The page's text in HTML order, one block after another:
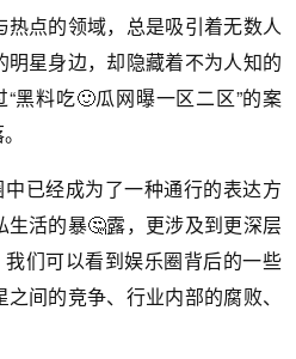
点的领域，总是吸引着无数人
星身边，却隐藏着不为人知的
黑料吃🙂瓜网曝一区二区”的案
已经成为了一种通行的表达方
活的暴🤔露，更涉及到更深层
我们可以看到娱乐圈背后的一些
间的竞争、行业内部的腐败、